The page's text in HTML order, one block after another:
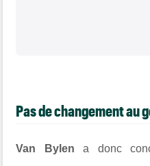
Pas de changement au
Van Bylen a donc